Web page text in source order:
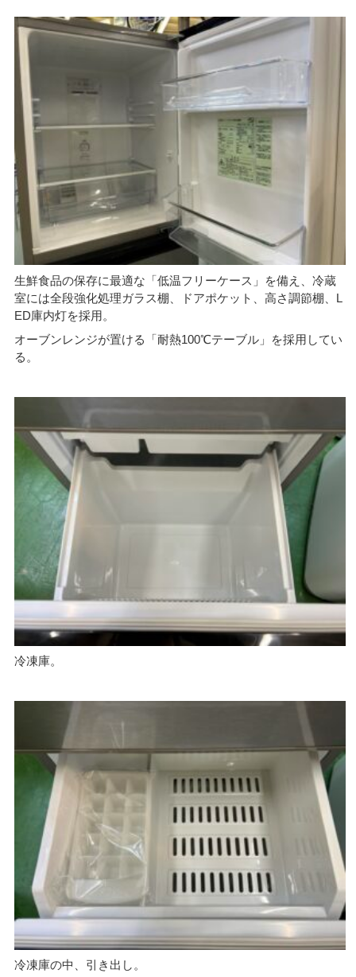
生鮮食品の保存に最適な「低温フリーケース」を備え、冷蔵
室には全段強化処理ガラス棚、ドアポケット、高さ調節棚、L
ED庫内灯を採用。
オーブンレンジが置ける「耐熱100℃テーブル」を採用してい
る。
冷凍庫。
冷凍庫の中、引き出し。